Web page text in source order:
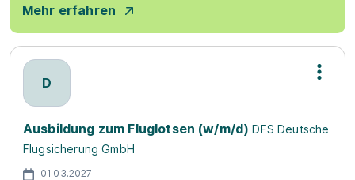
Mehr erfahren
D
Ausbildung zum Fluglotsen (w/m/d) DFS Deutsche
Flugsicherung GmbH
01.03.2027